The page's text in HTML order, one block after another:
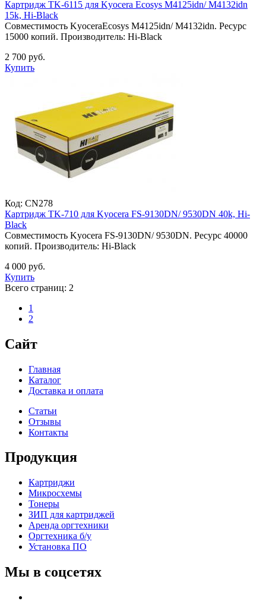
Картридж TK-6115 для Kyocera Ecosys M4125idn/ M4132idn
15k, Hi-Black
Совместимость KyoceraEcosys M4125idn/ M4132idn. Ресурс
15000 копий. Производитель: Hi-Black
2 700 руб.
Купить
Код: CN278
Картридж TK-710 для Kyocera FS-9130DN/ 9530DN 40k, Hi-
Black
Совместимость Kyocera FS-9130DN/ 9530DN. Ресурс 40000
копий. Производитель: Hi-Black
4 000 руб.
Купить
Всего страниц: 2
1
2
Сайт
Главная
Каталог
Доставка и оплата
Статьи
Отзывы
Контакты
Продукция
Картриджи
Микросхемы
Тонеры
ЗИП для картриджей
Аренда оргтехники
Оргтехника б/у
Установка ПО
Мы в соцсетях